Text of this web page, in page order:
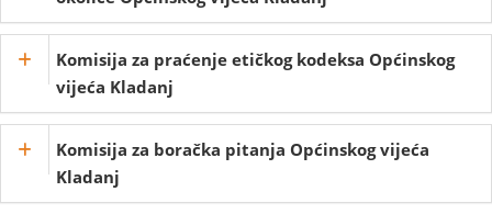
Komisija za praćenje etičkog kodeksa Općinskog
vijeća Kladanj
Komisija za boračka pitanja Općinskog vijeća
Kladanj